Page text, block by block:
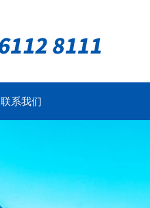
联系我们